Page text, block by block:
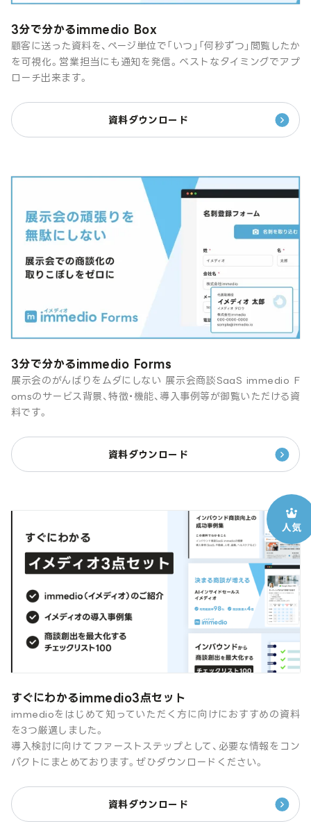
3分で分かるimmedio Box
顧客に送った資料を、ページ単位で「いつ」「何秒ずつ」閲覧したか
を可視化。営業担当にも通知を発信。ベストなタイミングでアプ
ローチ出来ます。
資料ダウンロード
3分で分かるimmedio Forms
展示会のがんばりをムダにしない 展示会商談SaaS immedio F
omsのサービス背景、特徴・機能、導入事例等が御覧いただける資
料です。
資料ダウンロード
すぐにわかるimmedio3点セット
immedioをはじめて知っていただく方に向けにおすすめの資料
を3つ厳選しました。
導入検討に向けてファーストステップとして、必要な情報をコン
パクトにまとめております。ぜひダウンロードください。
資料ダウンロード